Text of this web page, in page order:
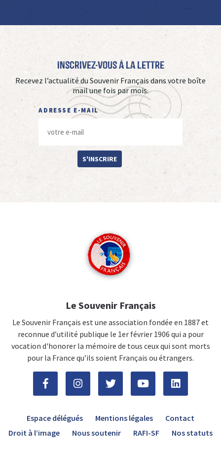
Inscrivez-vous à La Lettre
Recevez l’actualité du Souvenir Français dans votre boîte
mail une fois par mois.
ADRESSE E-MAIL
S'INSCRIRE
Le Souvenir Français
Le Souvenir Français est une association fondée en 1887 et
reconnue d’utilité publique le 1er février 1906 qui a pour
vocation d'honorer la mémoire de tous ceux qui sont morts
pour la France qu’ils soient Français ou étrangers.
Espace délégués Mentions légales
Contact
Droit à l’image
Nous soutenir RAFI-SF Nos statuts